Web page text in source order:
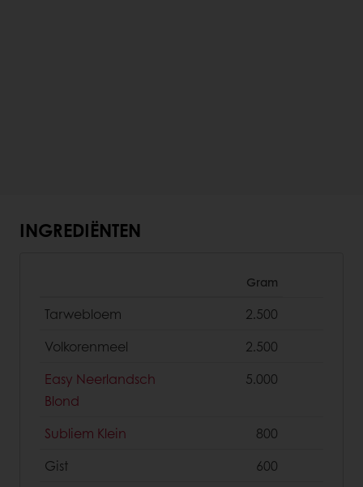
INGREDIËNTEN
Gram
Tarwebloem
2.500
Volkorenmeel
2.500
Easy Neerlandsch
Blond
5.000
Subliem Klein
800
Gist
600